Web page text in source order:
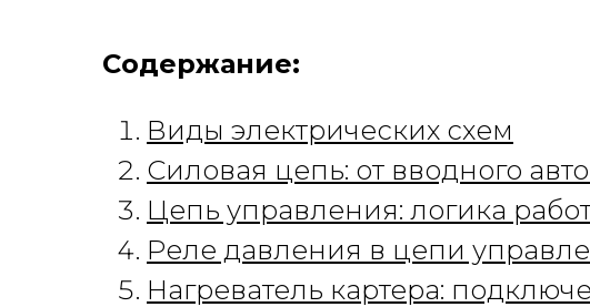
Содержание:
Виды электрических схем
Силовая цепь: от вводного
Цепь управления: логика
Реле давления в цепи
Нагреватель картера: